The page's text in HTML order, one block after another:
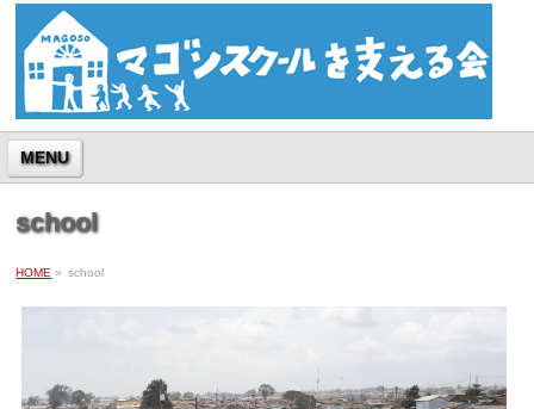
MENU
school
HOME » school